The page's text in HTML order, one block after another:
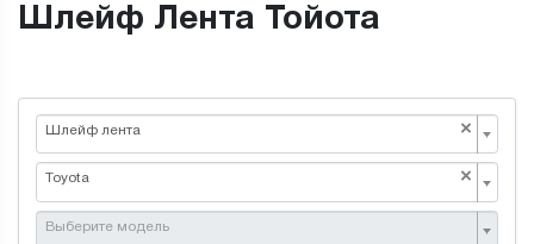
Шлейф Лента Тойота
×
Шлейф лента
×
Toyota
Выберите модель